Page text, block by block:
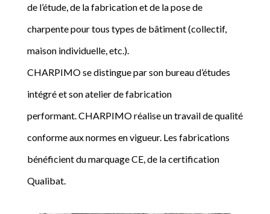
de l’étude, de la fabrication et de la pose de
charpente pour tous types de bâtiment (collectif,
maison individuelle, etc.).
CHARPIMO se distingue par son bureau d’études
intégré et son atelier de fabrication
performant. CHARPIMO réalise un travail de qualité
conforme aux normes en vigueur. Les fabrications
bénéficient du marquage CE, de la certification
Qualibat.